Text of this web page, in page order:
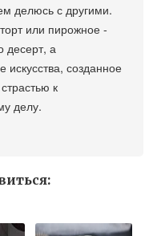
делюсь с другими.
или пирожное -
десерт, а
искусства, созданное
к
делу.